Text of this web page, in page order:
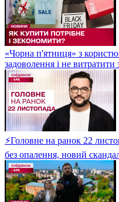
«Чорна п'ятниця» з
задоволення і не витратити
⚡Головне на ранок 22
без опалення, новий